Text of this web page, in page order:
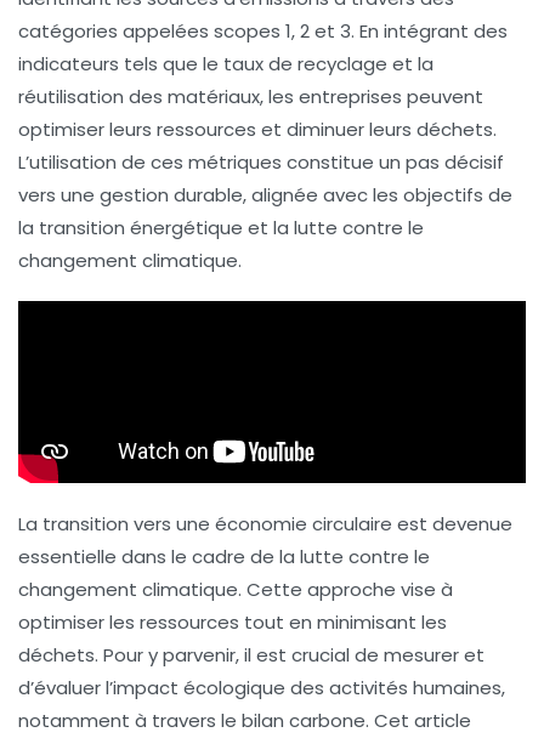
catégories appelées scopes 1, 2 et 3. En intégrant des
indicateurs tels que le taux de recyclage et la
réutilisation des matériaux, les entreprises peuvent
optimiser leurs ressources et diminuer leurs déchets.
L’utilisation de ces métriques constitue un pas décisif
vers une gestion durable, alignée avec les objectifs de
la transition énergétique et la lutte contre le
changement climatique.
La transition vers une économie circulaire est devenue
essentielle dans le cadre de la lutte contre le
changement climatique. Cette approche vise à
optimiser les ressources tout en minimisant les
déchets. Pour y parvenir, il est crucial de mesurer et
d’évaluer l’impact écologique des activités humaines,
notamment à travers le bilan carbone. Cet article